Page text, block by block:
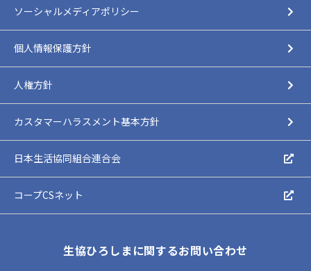
ソーシャルメディアポリシー
個人情報保護方針
人権方針
カスタマーハラスメント基本方針
日本生活協同組合連合会
コープCSネット
生協ひろしまに関するお問い合わせ